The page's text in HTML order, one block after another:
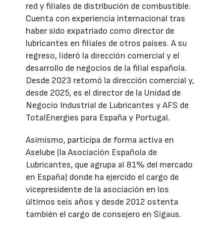
red y filiales de distribución de combustible.
Cuenta con experiencia internacional tras
haber sido expatriado como director de
lubricantes en filiales de otros países. A su
regreso, lideró la dirección comercial y el
desarrollo de negocios de la filial española.
Desde 2023 retomó la dirección comercial y,
desde 2025, es el director de la Unidad de
Negocio Industrial de Lubricantes y AFS de
TotalEnergies para España y Portugal.
Asimismo, participa de forma activa en
Aselube (la Asociación Española de
Lubricantes, que agrupa al 81% del mercado
en España) donde ha ejercido el cargo de
vicepresidente de la asociación en los
últimos seis años y desde 2012 ostenta
también el cargo de consejero en Sigaus.